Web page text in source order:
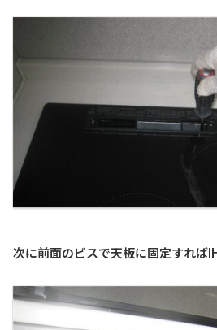
次に前面のビスで天板に固定すれば